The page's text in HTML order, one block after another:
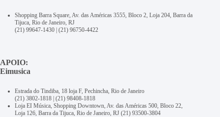
Shopping Barra Square, Av. das Américas 3555, Bloco 2, Loja 204, Barra da
Tijuca, Rio de Janeiro, RJ
(21) 99647-1430 | (21) 96750-4422
APOIO:
Eimusica
Estrada do Tindiba, 18 loja F, Pechincha, Rio de Janeiro
(21) 3802-1818 | (21) 98408-1818
Loja EI Música, Shopping Downtown, Av. das Américas 500, Bloco 22,
Loja 126, Barra da Tijuca, Rio de Janeiro, RJ (21) 93500-3804